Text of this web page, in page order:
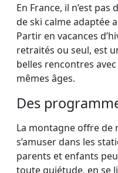
En France, il n’est
de ski calme adaptée
Partir en vacances
retraités ou seul, est
belles rencontres
mêmes âges.
Des
La montagne offre
s’amuser dans les
parents et enfants
toute quiétude, en se